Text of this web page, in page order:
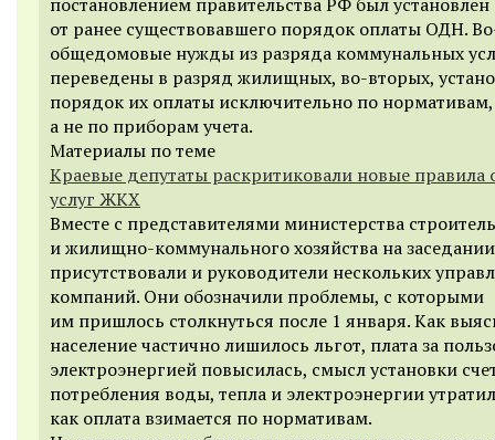
от ранее существовавшего порядок оплаты ОДН.
общедомовые нужды из разряда коммунальных
переведены в разряд жилищных, во-вторых,
порядок их оплаты исключительно по нормативам,
а не по приборам учета.
Материалы по теме
Краевые депутаты раскритиковали новые правила
услуг ЖКХ
Вместе с представителями министерства
и жилищно-коммунального хозяйства на
присутствовали и руководители нескольких
компаний. Они обозначили проблемы, с которыми
им пришлось столкнуться после 1 января. Как
население частично лишилось льгот, плата за
электроэнергией повысилась, смысл установки
потребления воды, тепла и электроэнергии
как оплата взимается по нормативам.